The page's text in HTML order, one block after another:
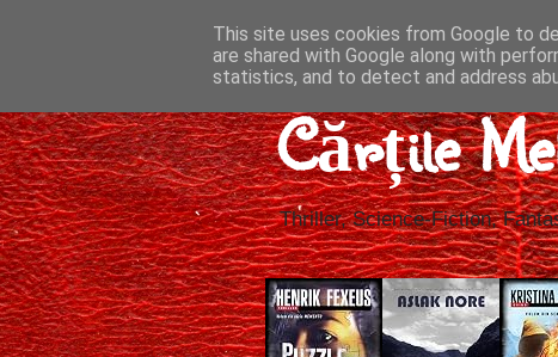
Cărțile
Thriller, Science-Fiction,
This site uses cookies from Google to
are shared with Google along with
statistics, and to detect and address